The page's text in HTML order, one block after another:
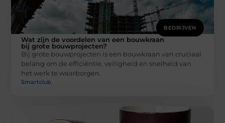
BEDRIJVEN
Wat zijn de voordelen van een bouwkraan
bij grote bouwprojecten?
Bij grote bouwprojecten is een bouwkraan van cruciaal
belang om de efficiëntie, veiligheid en snelheid van
het werk te waarborgen.
Smartclub